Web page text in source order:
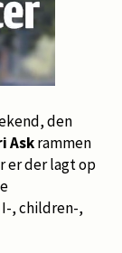
den
Askrammen
er der lagt op
, children-,